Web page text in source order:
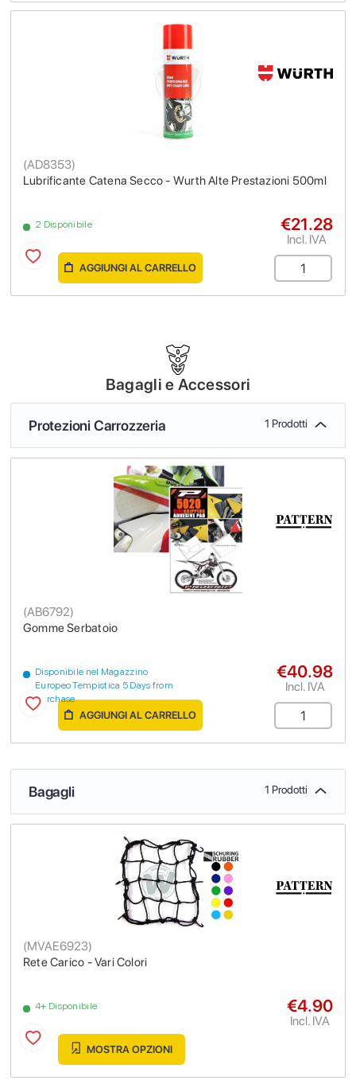
Lubrificante Catena Secco - Wurth Alte Prestazioni 500ml
(AD8353)
2 Disponibile €21.28
Incl. IVA
AGGIUNGI AL CARRELLO
Bagagli e Accessori
Protezioni Carrozzeria 1 Prodotti
Gomme Serbatoio
(AB6792)
Disponibile nel Magazzino
Europeo Tempistica 5 Days from
purchase
€40.98
Incl. IVA
AGGIUNGI AL CARRELLO
Bagagli 1 Prodotti
Rete Carico - Vari Colori
(MVAE6923)
4+ Disponibile €4.90
Incl. IVA
MOSTRA OPZIONI